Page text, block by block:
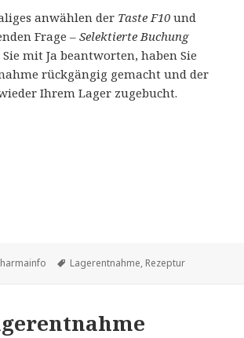
anwählen der Taste F10 und
Frage –Selektierte Buchung
Sie mit Ja beantworten, haben Sie
rückgängig gemacht und der
Ihrem Lager zugebucht.
Schlagwörter
Lagerentnahme, Rezeptur